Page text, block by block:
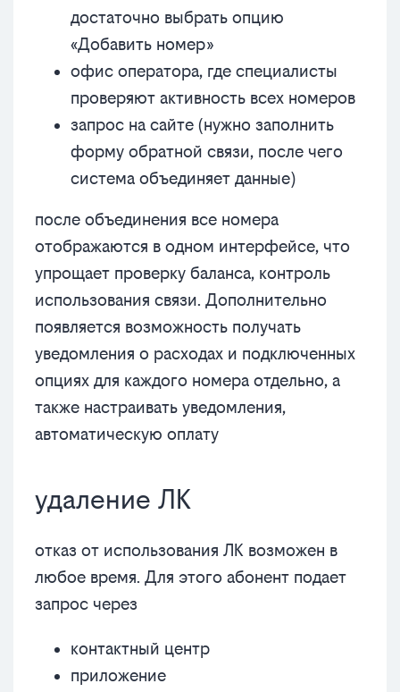
достаточно выбрать опцию
«Добавить номер»
офис оператора, где специалисты
проверяют активность всех номеров
запрос на сайте (нужно заполнить
форму обратной связи, после чего
система объединяет данные)
после объединения все номера
отображаются в одном интерфейсе, что
упрощает проверку баланса, контроль
использования связи. Дополнительно
появляется возможность получать
уведомления о расходах и подключенных
опциях для каждого номера отдельно, а
также настраивать уведомления,
автоматическую оплату
удаление ЛК
отказ от использования ЛК возможен в
любое время. Для этого абонент подает
запрос через
контактный центр
приложение